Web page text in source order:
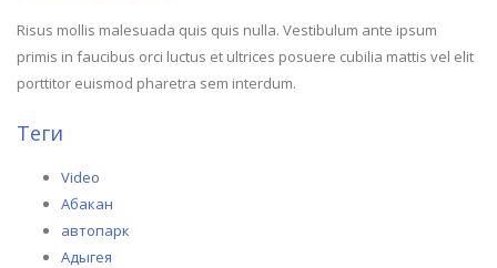
Risus mollis malesuada quis quis nulla. Vestibulum ante ipsum
primis in faucibus orci luctus et ultrices posuere cubilia mattis vel elit
porttitor euismod pharetra sem interdum.
Теги
Video
Абакан
автопарк
Адыгея